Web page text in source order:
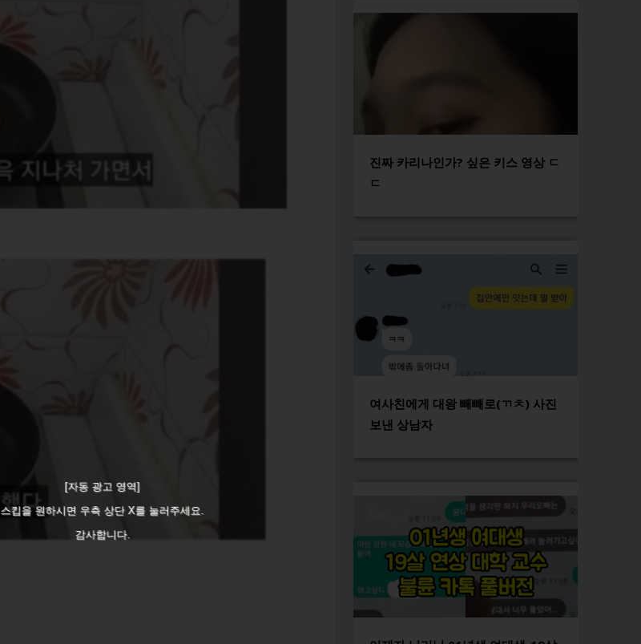
[자동 광고 영역]
스킵을 원하시면 우측 상단 X를 눌러주세요.
감사합니다.
진짜 카리나인가? 싶은 키스 영상 ㄷ
ㄷ
여사친에게 대왕 빼빼로(ㄲㅊ) 사진
보낸 상남자